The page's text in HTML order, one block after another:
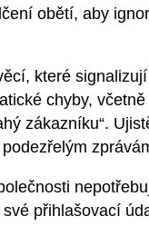
obětí, aby
které signalizují
chyby, včetně
zákazníku“.
přihlašovací